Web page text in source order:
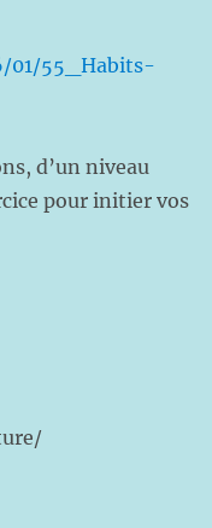
01/55_Habits-
d’un niveau
pour initier vos